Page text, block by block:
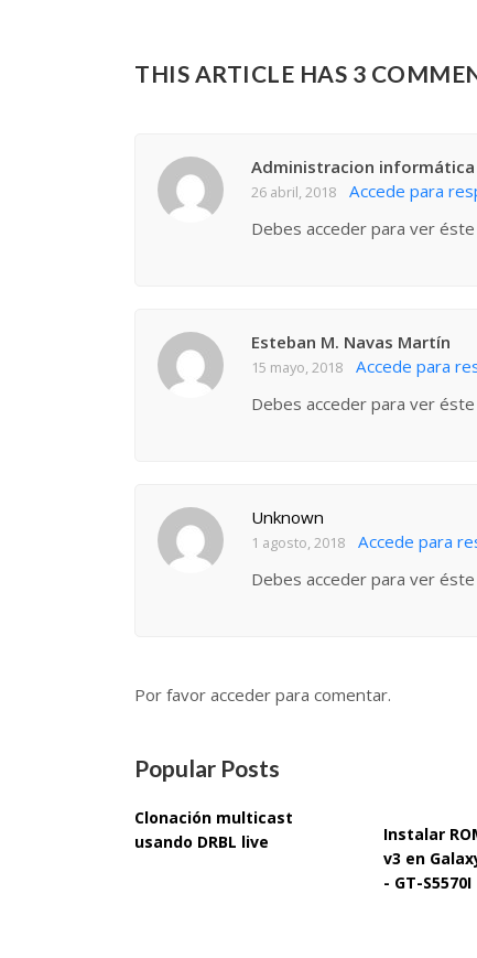
THIS ARTICLE HAS 3
Administracion informática
26 abril, 2018
Accede para
Debes acceder para ver
Esteban M. Navas Martín
15 mayo, 2018
Accede para
Debes acceder para ver
Unknown
1 agosto, 2018
Accede para
Debes acceder para ver
Por favor acceder para comentar.
Popular Posts
Clonación multicast
usando DRBL live
Instalar
v3 en
- GT-S5570I